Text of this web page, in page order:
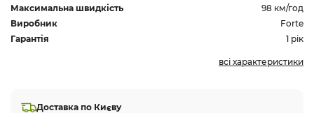
Максимальна швидкість
98 км/год
Виробник
Forte
Гарантія
1 рік
всі характеристики
Доставка по Києву